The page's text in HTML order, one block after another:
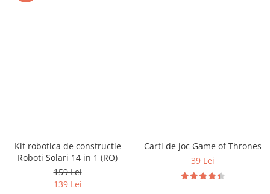
Vezi toate jocurile de societate
Kit robotica de constructie
Roboti Solari 14 in 1 (RO)
159 Lei
139 Lei
Carti de joc Game of Thrones
39 Lei